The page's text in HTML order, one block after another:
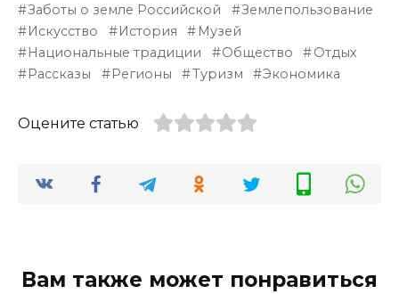
Заботы о земле Российской
Землепользование
Искусство
История
Музей
Национальные традиции
Общество
Отдых
Рассказы
Регионы Туризм Экономика
Оцените статью
Вам также может понравиться